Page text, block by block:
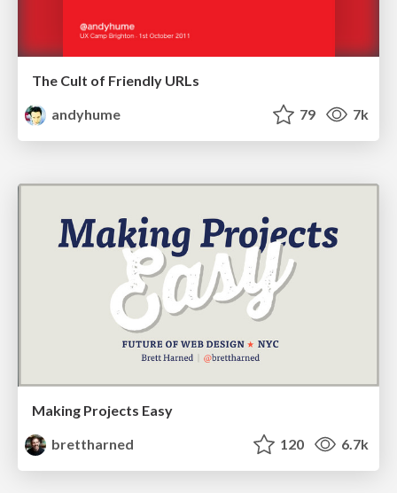
The Cult of Friendly URLs
andyhume
79 7k
Making Projects Easy
brettharned
120 6.7k